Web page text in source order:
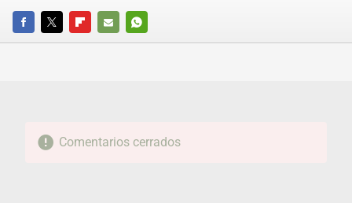
FACEBOOKTWITTERFLIPBOARD
E-
WHATSAPP
Comentarios cerrados